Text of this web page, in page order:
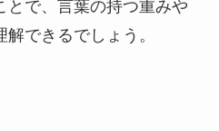
とで、言葉の持つ重みや
できるでしょう。